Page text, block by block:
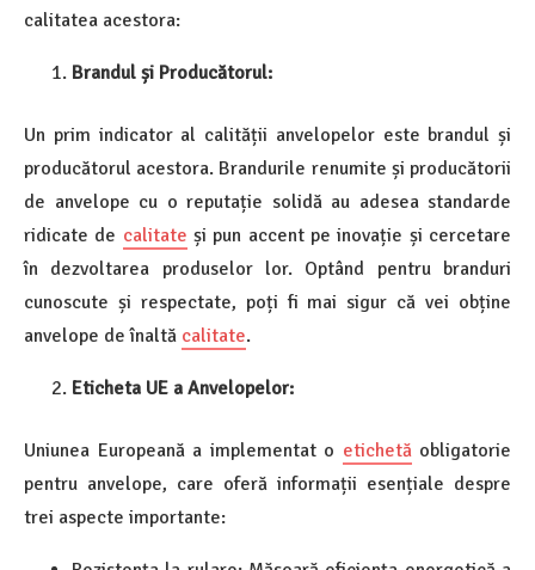
calitatea acestora:
Brandul și Producătorul:
Un prim indicator al calității anvelopelor este brandul și
producătorul acestora. Brandurile renumite și producătorii
de anvelope cu o reputație solidă au adesea standarde
ridicate de calitate și pun accent pe inovație și cercetare
în dezvoltarea produselor lor. Optând pentru branduri
cunoscute și respectate, poți fi mai sigur că vei obține
anvelope de înaltă calitate.
Eticheta UE a Anvelopelor:
Uniunea Europeană a implementat o etichetăobligatorie
pentru anvelope, care oferă informații esențiale despre
trei aspecte importante: